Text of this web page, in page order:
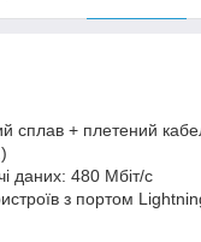
сплав + плетений
даних: 480 Мбіт/с
з портом